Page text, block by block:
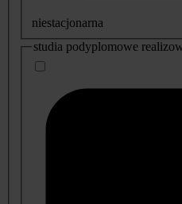
niestacjonarna
studia podyplomowe